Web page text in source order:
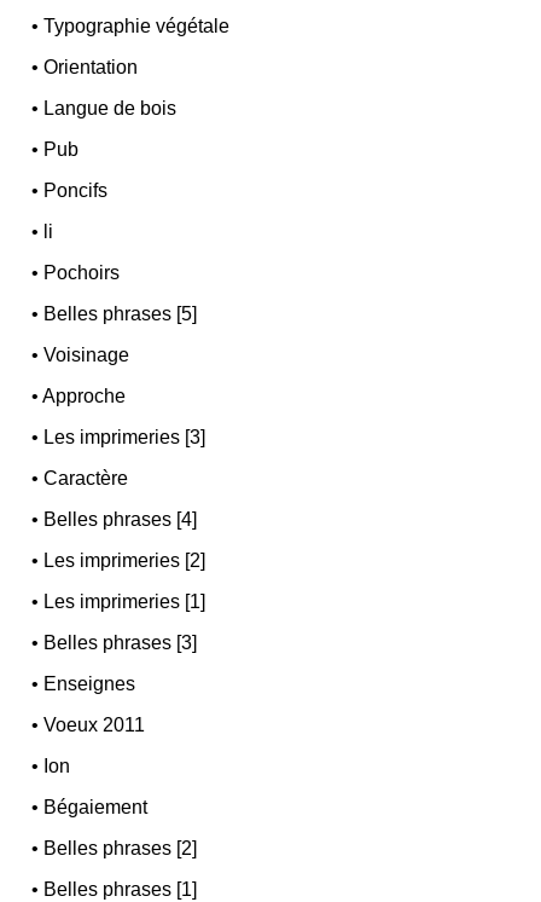
•Typographie végétale
•Orientation
• Langue de bois
• Pub
• Poncifs
• li
• Pochoirs
• Belles phrases [5]
•Voisinage
•Approche
• Les imprimeries [3]
•Caractère
• Belles phrases [4]
• Les imprimeries [2]
• Les imprimeries [1]
• Belles phrases [3]
• Enseignes
•Voeux 2011
• Ion
• Bégaiement
• Belles phrases [2]
• Belles phrases [1]